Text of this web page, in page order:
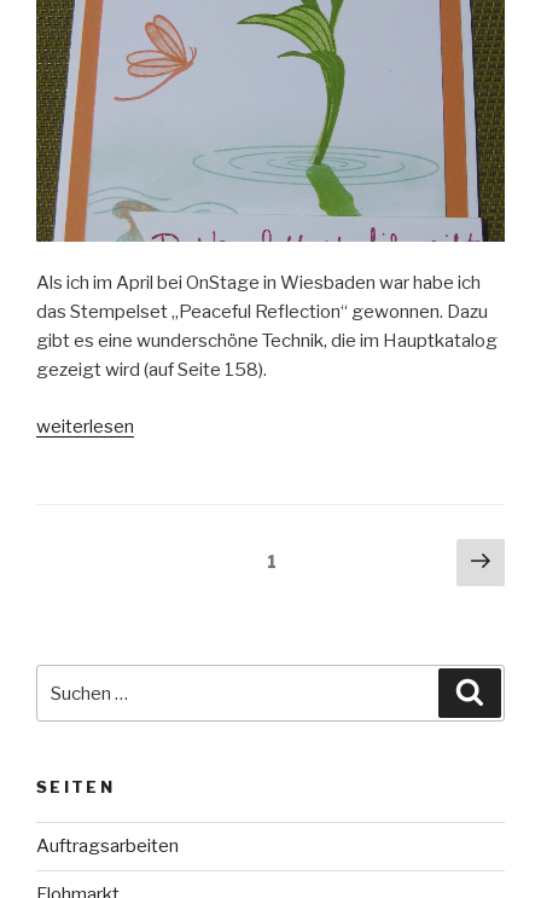
Als ich im April bei OnStage in Wiesbaden war habe ich
das Stempelset „Peaceful Reflection“ gewonnen. Dazu
gibt es eine wunderschöne Technik, die im Hauptkatalog
gezeigt wird (auf Seite 158).
„Peaceful
weiterlesen
1
SEITEN
Auftragsarbeiten